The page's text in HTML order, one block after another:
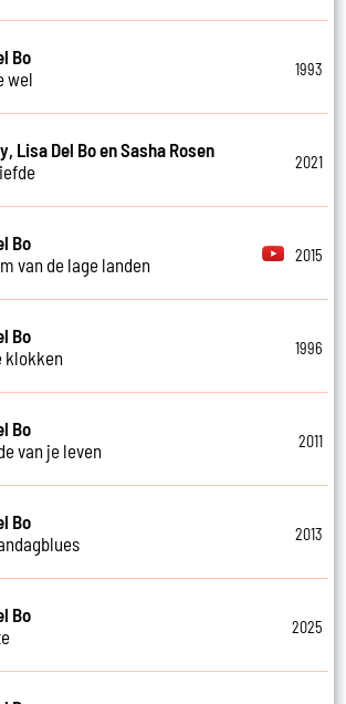
Bo
wel
1993
Lisa Del Bo en Sasha Rosen
2021
Bo
van de lage landen
2015
Bo
klokken
1996
Bo
van je leven
2011
Bo
2013
Bo
2025